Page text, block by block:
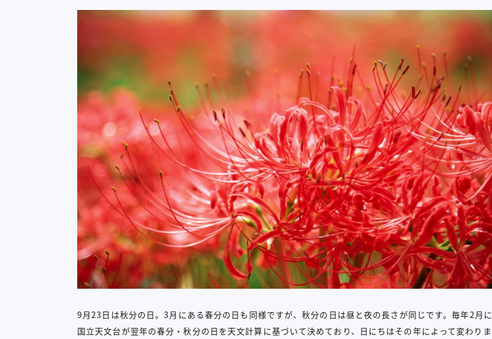
9月23日は秋分の日。3月にある春分の日も同様ですが、秋分の日は昼と夜の長さが同じです。毎年2月に
国立天文台が翌年の春分・秋分の日を天文計算に基づいて決めており、日にちはその年によって変わりま